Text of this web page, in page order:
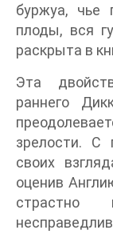
буржуа, чье
плоды, вся
раскрыта в
Эта
раннего
зрелости. С
своих
оценив
страстно